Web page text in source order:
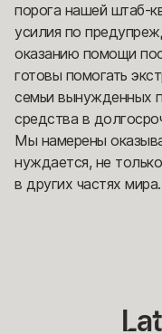
порога нашей штаб-
усилия по
оказанию помощи
готовы помогать
семьи вынужденных
средства в
Мы намерены
нуждается, не
в других частях мира.